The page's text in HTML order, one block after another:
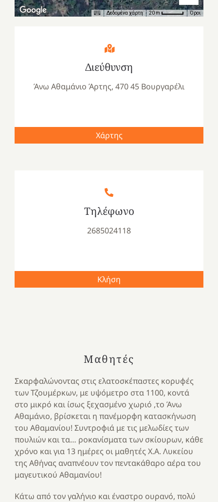
Δεδομένα χάρτη 20 m Όροι
Διεύθυνση
Άνω Αθαμάνιο Άρτης, 470 45 Βουργαρέλι
Χάρτης
Τηλέφωνο
2685024118
Κλήση
Μαθητές
Σκαρφαλώνοντας στις ελατοσκέπαστες κορυφές
των Τζουμέρκων, με υψόμετρο στα 1100, κοντά
στο μικρό και ίσως ξεχασμένο χωριό ,το Άνω
Αθαμάνιο, βρίσκεται η πανέμορφη κατασκήνωση
του Αθαμανίου! Συντροφιά με τις μελωδίες των
πουλιών και τα… ροκανίσματα των σκίουρων, κάθε
χρόνο και για 13 ημέρες οι μαθητές Χ.Α. Λυκείου
της Αθήνας αναπνέουν τον πεντακάθαρο αέρα του
μαγευτικού Αθαμανίου!
Κάτω από τον γαλήνιο και έναστρο ουρανό, πολύ